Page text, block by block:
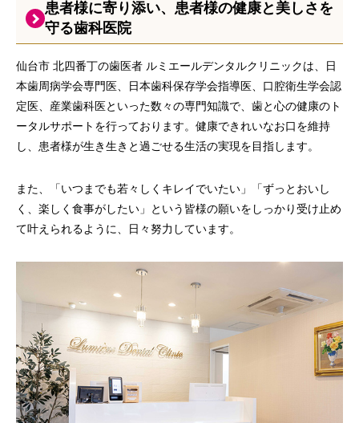
患者様に寄り添い、患者様の健康と美しさを
守る歯科医院
仙台市 北四番丁の歯医者 ルミエールデンタルクリニックは、日
本歯周病学会専門医、日本歯科保存学会指導医、口腔衛生学会認
定医、産業歯科医といった数々の専門知識で、歯と心の健康のト
ータルサポートを行っております。健康できれいなお口を維持
し、患者様が生き生きと過ごせる生活の実現を目指します。
また、「いつまでも若々しくキレイでいたい」「ずっとおいし
く、楽しく食事がしたい」という皆様の願いをしっかり受け止め
て叶えられるように、日々努力しています。